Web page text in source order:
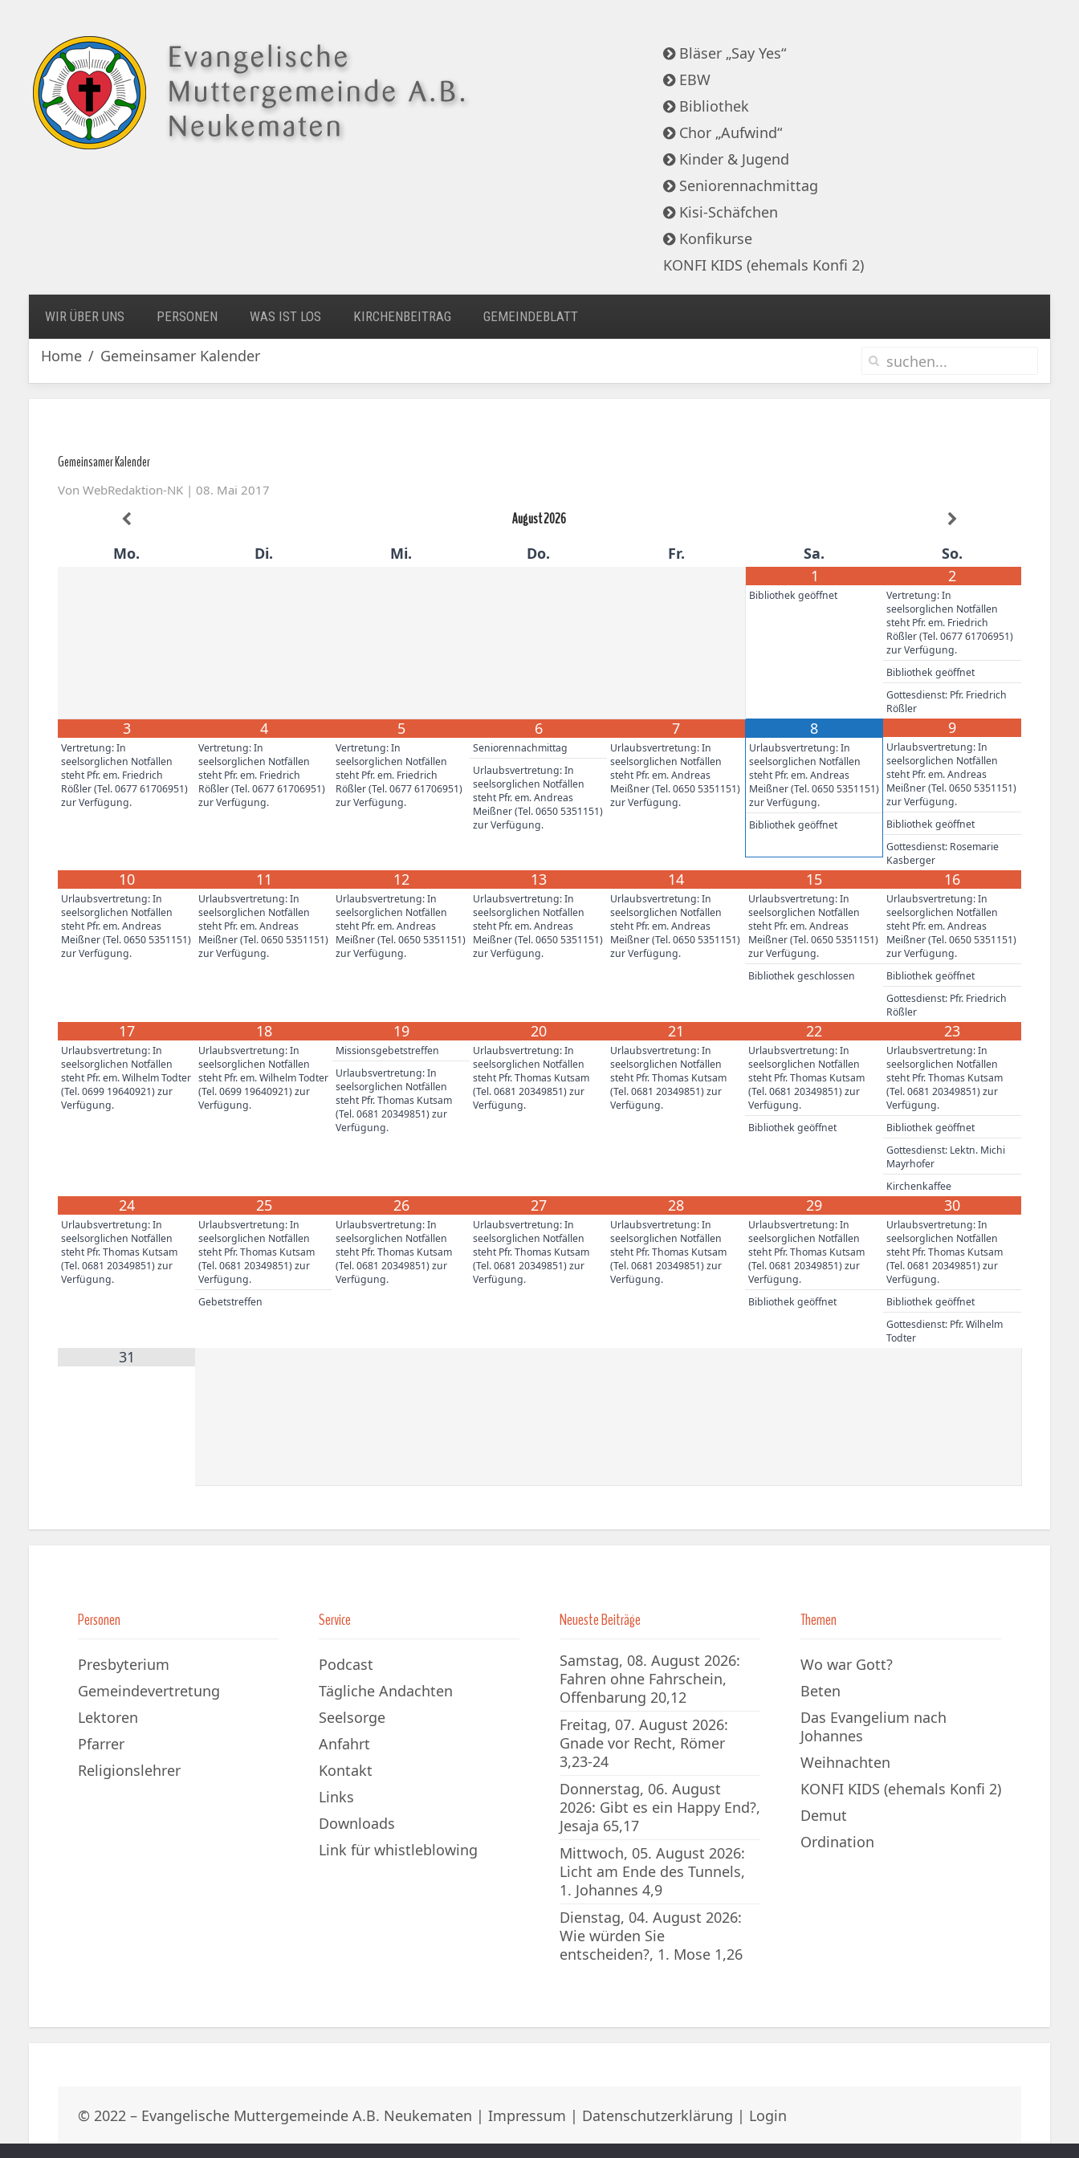
Bläser „Say Yes“
EBW
Bibliothek
Chor „Aufwind“
Kinder & Jugend
Seniorennachmittag
Kisi-Schäfchen
Konfikurse
KONFI KIDS (ehemals Konfi 2)
WIR ÜBER UNS PERSONEN WAS IST LOS KIRCHENBEITRAG GEMEINDEBLATT
Home Gemeinsamer Kalender
Gemeinsamer Kalender
Von WebRedaktion-NK | 08. Mai 2017
August2026
Mo.
Di. Mi. Do. Fr. Sa.
So.
1
Bibliothek geöffnet
2
Vertretung: In
seelsorglichen Notfällen
steht Pfr. em. Friedrich
Rößler (Tel. 0677 61706951)
zur Verfügung.
Bibliothek geöffnet
Gottesdienst: Pfr. Friedrich
Rößler
3
Vertretung: In
seelsorglichen Notfällen
steht Pfr. em. Friedrich
Rößler (Tel. 0677 61706951)
zur Verfügung.
4
Vertretung: In
seelsorglichen Notfällen
steht Pfr. em. Friedrich
Rößler (Tel. 0677 61706951)
zur Verfügung.
5
Vertretung: In
seelsorglichen Notfällen
steht Pfr. em. Friedrich
Rößler (Tel. 0677 61706951)
zur Verfügung.
6
Seniorennachmittag
Urlaubsvertretung: In
seelsorglichen Notfällen
steht Pfr. em. Andreas
Meißner (Tel. 0650 5351151)
zur Verfügung.
7
Urlaubsvertretung: In
seelsorglichen Notfällen
steht Pfr. em. Andreas
Meißner (Tel. 0650 5351151)
zur Verfügung.
8
Urlaubsvertretung: In
seelsorglichen Notfällen
steht Pfr. em. Andreas
Meißner (Tel. 0650 5351151)
zur Verfügung.
Bibliothek geöffnet
9
Urlaubsvertretung: In
seelsorglichen Notfällen
steht Pfr. em. Andreas
Meißner (Tel. 0650 5351151)
zur Verfügung.
Bibliothek geöffnet
Gottesdienst: Rosemarie
Kasberger
10
Urlaubsvertretung: In
seelsorglichen Notfällen
steht Pfr. em. Andreas
Meißner (Tel. 0650 5351151)
zur Verfügung.
11
Urlaubsvertretung: In
seelsorglichen Notfällen
steht Pfr. em. Andreas
Meißner (Tel. 0650 5351151)
zur Verfügung.
12
Urlaubsvertretung: In
seelsorglichen Notfällen
steht Pfr. em. Andreas
Meißner (Tel. 0650 5351151)
zur Verfügung.
13
Urlaubsvertretung: In
seelsorglichen Notfällen
steht Pfr. em. Andreas
Meißner (Tel. 0650 5351151)
zur Verfügung.
14
Urlaubsvertretung: In
seelsorglichen Notfällen
steht Pfr. em. Andreas
Meißner (Tel. 0650 5351151)
zur Verfügung.
15
Urlaubsvertretung: In
seelsorglichen Notfällen
steht Pfr. em. Andreas
Meißner (Tel. 0650 5351151)
zur Verfügung.
Bibliothek geschlossen
16
Urlaubsvertretung: In
seelsorglichen Notfällen
steht Pfr. em. Andreas
Meißner (Tel. 0650 5351151)
zur Verfügung.
Bibliothek geöffnet
Gottesdienst: Pfr. Friedrich
Rößler
17
Urlaubsvertretung: In
seelsorglichen Notfällen
steht Pfr. em. Wilhelm Todter
(Tel. 0699 19640921) zur
Verfügung.
18
Urlaubsvertretung: In
seelsorglichen Notfällen
steht Pfr. em. Wilhelm Todter
(Tel. 0699 19640921) zur
Verfügung.
19
Missionsgebetstreffen
Urlaubsvertretung: In
seelsorglichen Notfällen
steht Pfr. Thomas Kutsam
(Tel. 0681 20349851) zur
Verfügung.
20
Urlaubsvertretung: In
seelsorglichen Notfällen
steht Pfr. Thomas Kutsam
(Tel. 0681 20349851) zur
Verfügung.
21
Urlaubsvertretung: In
seelsorglichen Notfällen
steht Pfr. Thomas Kutsam
(Tel. 0681 20349851) zur
Verfügung.
22
Urlaubsvertretung: In
seelsorglichen Notfällen
steht Pfr. Thomas Kutsam
(Tel. 0681 20349851) zur
Verfügung.
Bibliothek geöffnet
23
Urlaubsvertretung: In
seelsorglichen Notfällen
steht Pfr. Thomas Kutsam
(Tel. 0681 20349851) zur
Verfügung.
Bibliothek geöffnet
Gottesdienst: Lektn. Michi
Mayrhofer
Kirchenkaffee
24
Urlaubsvertretung: In
seelsorglichen Notfällen
steht Pfr. Thomas Kutsam
(Tel. 0681 20349851) zur
Verfügung.
25
Urlaubsvertretung: In
seelsorglichen Notfällen
steht Pfr. Thomas Kutsam
(Tel. 0681 20349851) zur
Verfügung.
Gebetstreffen
26
Urlaubsvertretung: In
seelsorglichen Notfällen
steht Pfr. Thomas Kutsam
(Tel. 0681 20349851) zur
Verfügung.
27
Urlaubsvertretung: In
seelsorglichen Notfällen
steht Pfr. Thomas Kutsam
(Tel. 0681 20349851) zur
Verfügung.
28
Urlaubsvertretung: In
seelsorglichen Notfällen
steht Pfr. Thomas Kutsam
(Tel. 0681 20349851) zur
Verfügung.
29
Urlaubsvertretung: In
seelsorglichen Notfällen
steht Pfr. Thomas Kutsam
(Tel. 0681 20349851) zur
Verfügung.
Bibliothek geöffnet
30
Urlaubsvertretung: In
seelsorglichen Notfällen
steht Pfr. Thomas Kutsam
(Tel. 0681 20349851) zur
Verfügung.
Bibliothek geöffnet
Gottesdienst: Pfr. Wilhelm
Todter
31
Personen
Presbyterium
Gemeindevertretung
Lektoren
Pfarrer
Religionslehrer
Service
Podcast
Tägliche Andachten
Seelsorge
Anfahrt
Kontakt
Links
Downloads
Link für whistleblowing
Neueste Beiträge
Samstag, 08. August 2026:
Fahren ohne Fahrschein,
Offenbarung 20,12
Freitag, 07. August 2026:
Gnade vor Recht, Römer
3,23-24
Donnerstag, 06. August
2026: Gibt es ein Happy End?,
Jesaja 65,17
Mittwoch, 05. August 2026:
Licht am Ende des Tunnels,
1. Johannes 4,9
Dienstag, 04. August 2026:
Wie würden Sie
entscheiden?, 1. Mose 1,26
Themen
Wo war Gott?
Beten
Das Evangelium nach
Johannes
Weihnachten
KONFI KIDS (ehemals Konfi 2)
Demut
Ordination
© 2022 – Evangelische Muttergemeinde A.B. Neukematen | Impressum | Datenschutzerklärung | Login